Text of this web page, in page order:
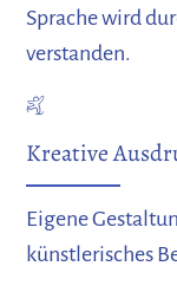
Sprache wird
verstanden.
Kreative
Eigene
künstlerisches